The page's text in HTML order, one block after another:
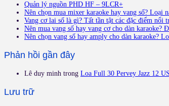
Quản lý nguồn PHD HF – 9LCR+
Nên chọn mua mixer karaoke hay vang số? Loại
Vang cơ lai số là gì? Tất tần tật các đặc điểm nổi
Nên mua vang số hay vang cơ cho dàn karaoke?
Nên chọn vang số hay amply cho dàn karaoke?
Phản hồi gần đây
Lê duy minh trong Loa Full 30 Pervey Jazz 12
Lưu trữ